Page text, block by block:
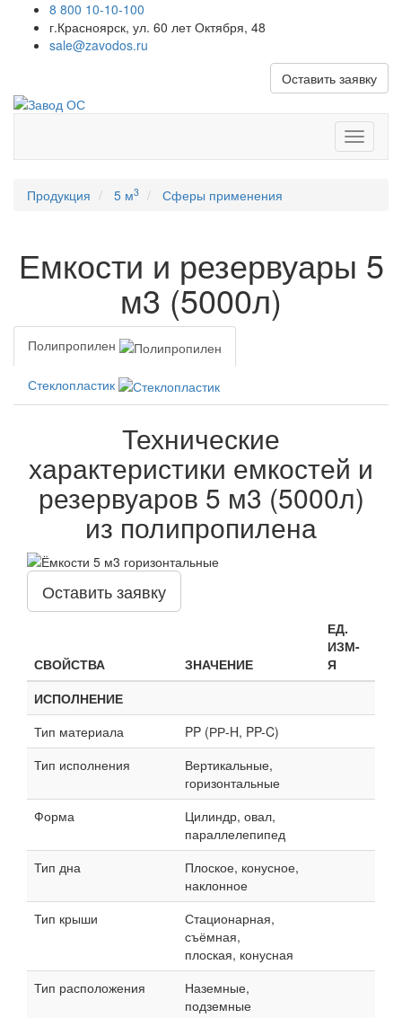
8 800 10-10-100
г.Красноярск, ул. 60 лет Октября, 48
sale@zavodos.ru
Оставить заявку
меню
Продукция 5 м3 Сферы применения
Емкости и резервуары 5
м3 (5000л)
Полипропилен
Стеклопластик
Технические
характеристики емкостей и
резервуаров 5 м3 (5000л)
из полипропилена
Оставить заявку
СВОЙСТВА ЗНАЧЕНИЕ
ЕД.
ИЗМ-
Я
ИСПОЛНЕНИЕ
Тип материала
PP (РР-H, PP-C)
Тип исполнения
Вертикальные,
горизонтальные
Форма
Цилиндр, овал,
параллелепипед
Тип дна
Плоское, конусное,
наклонное
Тип крыши
Стационарная,
съёмная,
плоская, конусная
Тип расположения
Наземные,
подземные